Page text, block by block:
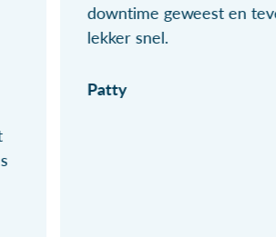
downtime geweest en
lekker snel.
Patty